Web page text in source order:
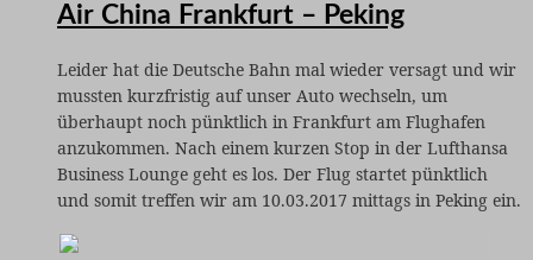
Air China Frankfurt – Peking
Leider hat die Deutsche Bahn mal wieder versagt und wir
mussten kurzfristig auf unser Auto wechseln, um
überhaupt noch pünktlich in Frankfurt am Flughafen
anzukommen. Nach einem kurzen Stop in der Lufthansa
Business Lounge geht es los. Der Flug startet pünktlich
und somit treffen wir am 10.03.2017 mittags in Peking ein.